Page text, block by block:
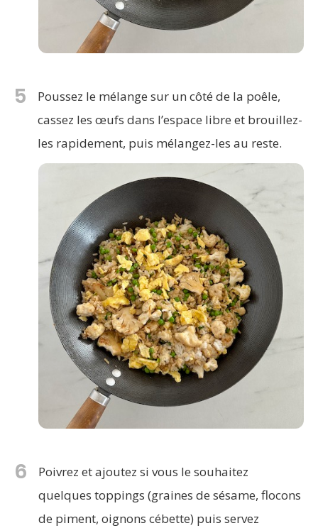
5
Poussez le mélange sur un côté de la poêle,
cassez les œufs dans l’espace libre et brouillez-
les rapidement, puis mélangez-les au reste.
6
Poivrez et ajoutez si vous le souhaitez
quelques toppings (graines de sésame, flocons
de piment, oignons cébette) puis servez